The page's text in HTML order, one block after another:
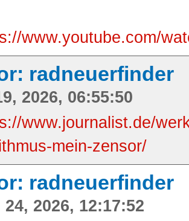
www.youtube.com/
radneuerfinder
2026, 06:55:50
www.journalist.de/
mein-zensor/
radneuerfinder
2026, 12:17:52